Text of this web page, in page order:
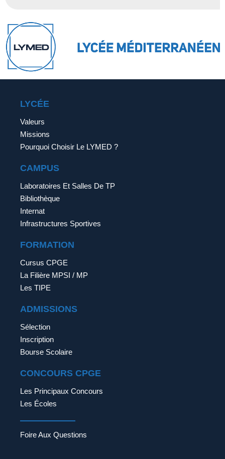
LYCÉE
Valeurs
Missions
Pourquoi Choisir Le LYMED ?
CAMPUS
Laboratoires Et Salles De TP
Bibliothèque
Internat
Infrastructures Sportives
FORMATION
Cursus CPGE
La Filière MPSI / MP
Les TIPE
ADMISSIONS
Sélection
Inscription
Bourse Scolaire
CONCOURS CPGE
Les Principaux Concours
Les Écoles
Foire Aux Questions